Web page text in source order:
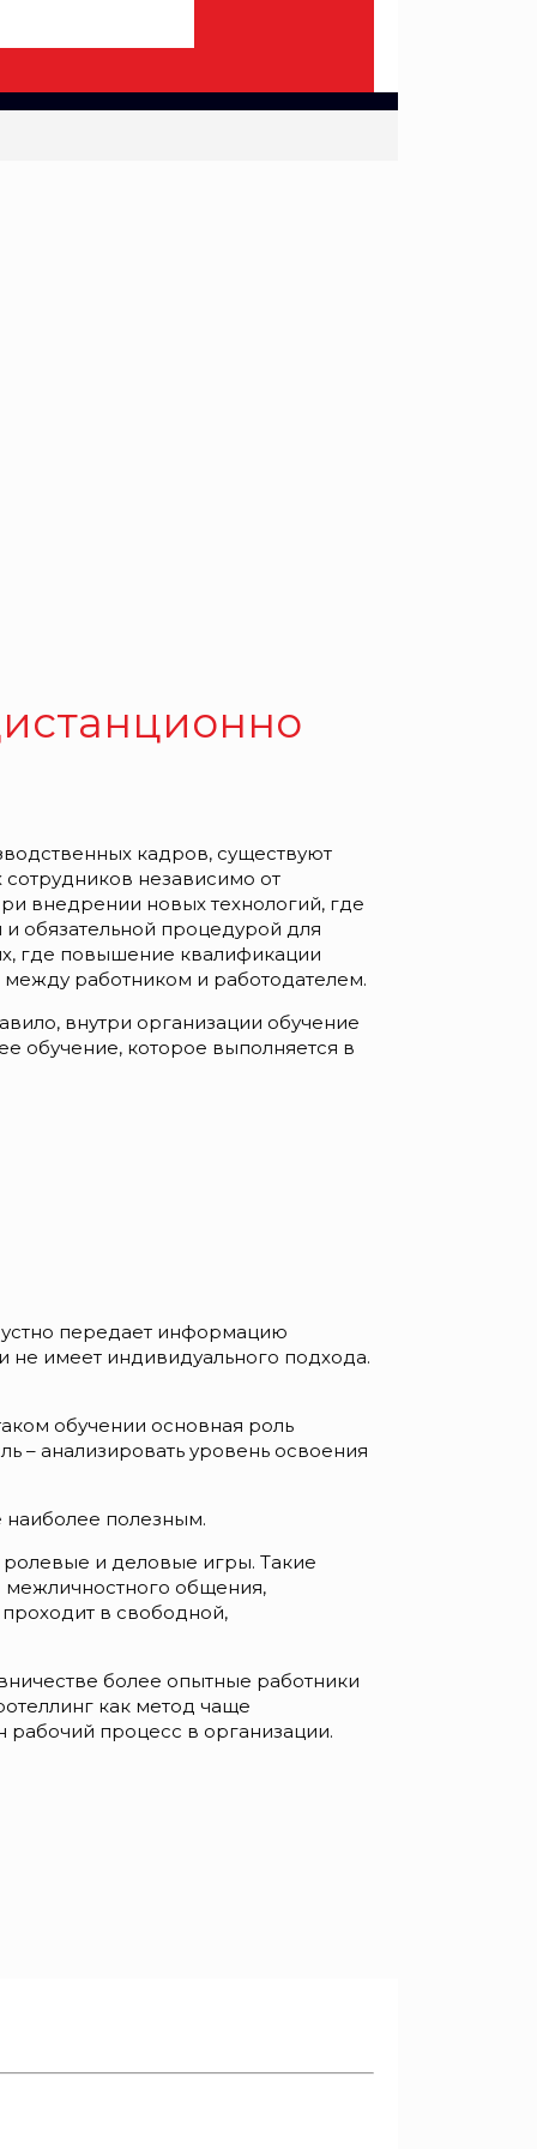
кадров, существуют
независимо от
внедрении новых технологий, где
обязательной процедурой для
где повышение квалификации
работником и работодателем.
внутри организации обучение
обучение, которое выполняется в
передает информацию
не имеет индивидуального подхода.
обучении основная роль
– анализировать уровень освоения
наиболее полезным.
и деловые игры. Такие
межличностного общения,
в свободной,
более опытные работники
как метод чаще
рабочий процесс в организации.